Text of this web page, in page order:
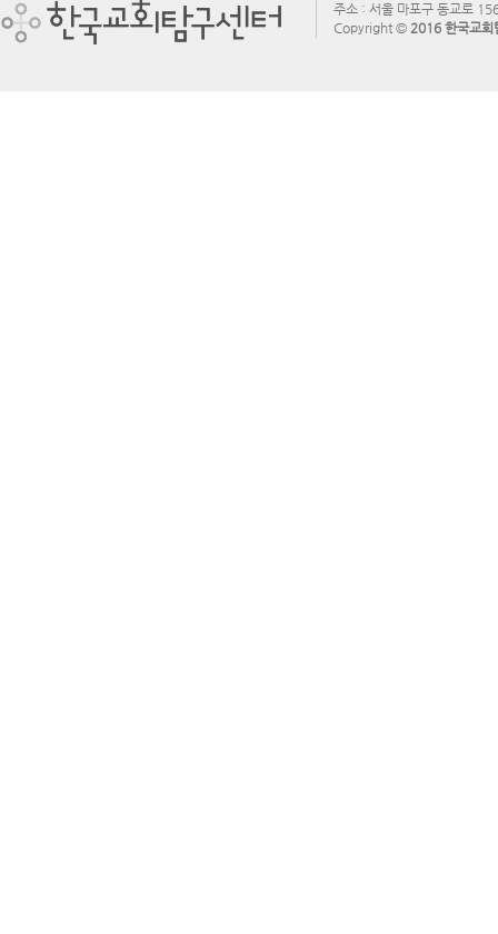
주소 : 서울 마포구 동교로
Copyright © 2016 한국교회